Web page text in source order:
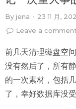
By jena · 23 11 月,
Leave a
前几天清理磁盘空
没有然后了，所有
的一次素材，包括
了，幸好数据库没